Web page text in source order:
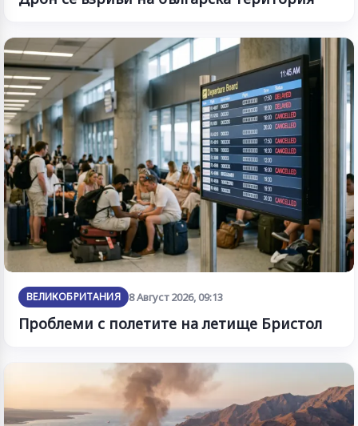
ВЕЛИКОБРИТАНИЯ 8 Август 2026, 09:13
Проблеми с полетите на летище Бристол